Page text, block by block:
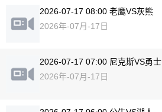
2026-07-17 08:00 老鹰VS灰熊
2026年-07月-17日
2026-07-17 07:00 尼克斯VS勇士
2026年-07月-17日